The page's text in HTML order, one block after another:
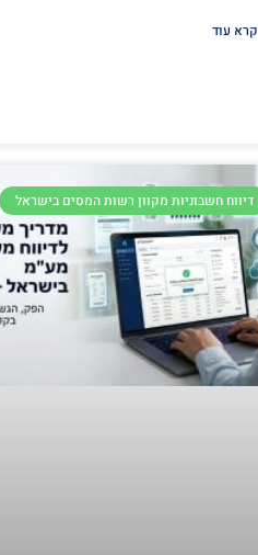
קרא עוד
דיווח חשבוניות מקוון רשות המסים בישראל